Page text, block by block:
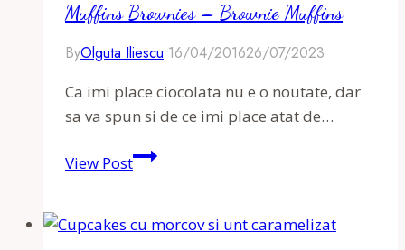
Muffins Brownies – Brownie Muffins
ByOlguta Iliescu 16/04/201626/07/2023
Ca imi place ciocolata nu e o noutate, dar
sa va spun si de ce imi place atat de…
View PostMuffins
Brownie